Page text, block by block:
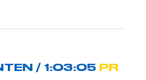
/ 1:03:05 PR